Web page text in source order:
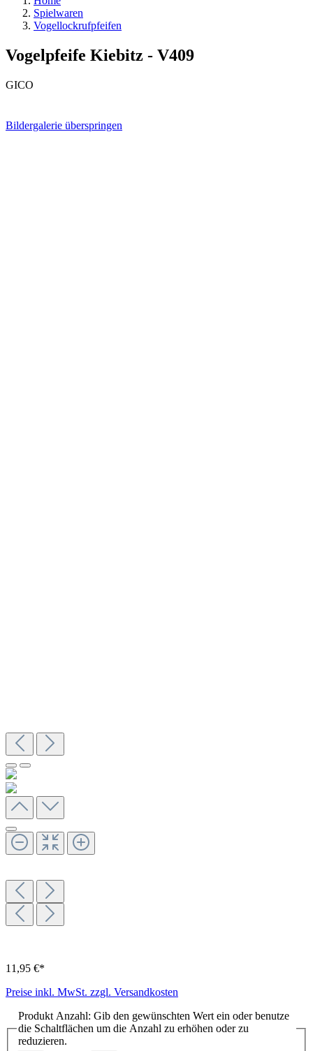
Spielwaren
Vogellockrufpfeifen
Vogelpfeife Kiebitz - V409
GICO
Bildergalerie überspringen
11,95 €*
Preise inkl. MwSt. zzgl. Versandkosten
Produkt Anzahl: Gib den gewünschten Wert ein oder benutze
die Schaltflächen um die Anzahl zu erhöhen oder zu
reduzieren.